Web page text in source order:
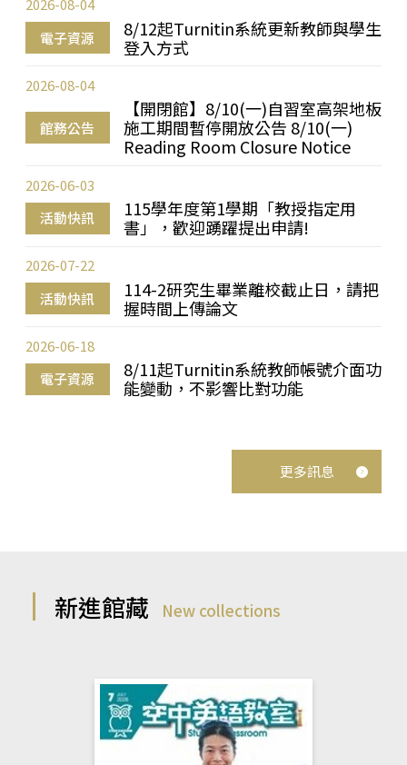
電子資源
8/12起Turnitin系統更新教師與學生
登入方式
2026-08-04
館務公告
【開閉館】8/10(一)自習室高架地板
施工期間暫停開放公告 8/10(一)
Reading Room Closure Notice
2026-08-04
活動快訊
115學年度第1學期「教授指定用
書」，歡迎踴躍提出申請!
2026-06-03
活動快訊
114-2研究生畢業離校截止日，請把
握時間上傳論文
2026-07-22
電子資源
8/11起Turnitin系統教師帳號介面功
能變動，不影響比對功能
2026-06-18
更多訊息
新進館藏 New collections